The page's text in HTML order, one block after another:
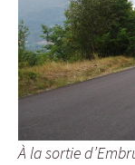
À la sortie